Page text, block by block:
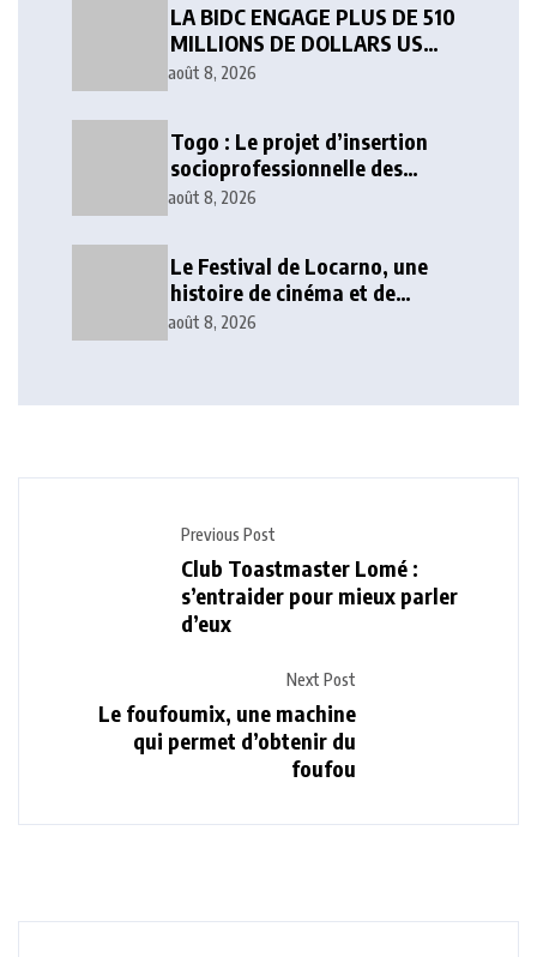
LA BIDC ENGAGE PLUS DE 510
MILLIONS DE DOLLARS US
POURACCÉLÉRER LE
août 8, 2026
Togo : Le projet d’insertion
socioprofessionnelle des
personnes handicapées
août 8, 2026
Le Festival de Locarno, une
histoire de cinéma et de
pouvoir
août 8, 2026
Previous Post
Club Toastmaster Lomé :
s’entraider pour mieux parler
d’eux
Next Post
Le foufoumix, une machine
qui permet d’obtenir du
foufou